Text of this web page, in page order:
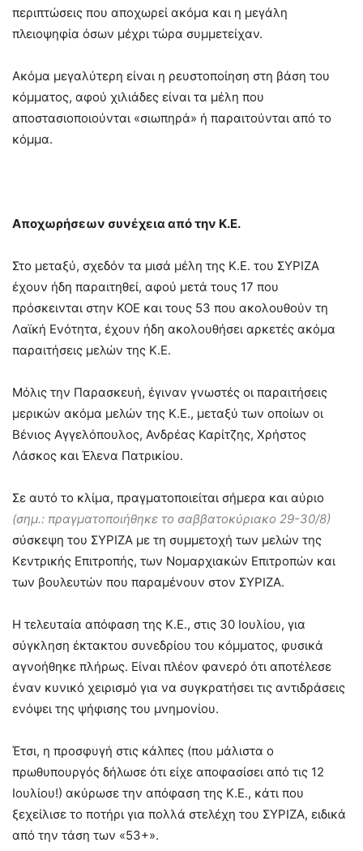
περιπτώσεις που αποχωρεί ακόμα και η μεγάλη
πλειοψηφία όσων μέχρι τώρα συμμετείχαν.
Ακόμα μεγαλύτερη είναι η ρευστοποίηση στη βάση του
κόμματος, αφού χιλιάδες είναι τα μέλη που
αποστασιοποιούνται «σιωπηρά» ή παραιτούνται από το
κόμμα.
Αποχωρήσεων συνέχεια από την Κ.Ε.
Στο μεταξύ, σχεδόν τα μισά μέλη της Κ.Ε. του ΣΥΡΙΖΑ
έχουν ήδη παραιτηθεί, αφού μετά τους 17 που
πρόσκεινται στην ΚΟΕ και τους 53 που ακολουθούν τη
Λαϊκή Ενότητα, έχουν ήδη ακολουθήσει αρκετές ακόμα
παραιτήσεις μελών της Κ.Ε.
Μόλις την Παρασκευή, έγιναν γνωστές οι παραιτήσεις
μερικών ακόμα μελών της Κ.Ε., μεταξύ των οποίων οι
Βένιος Αγγελόπουλος, Ανδρέας Καρίτζης, Χρήστος
Λάσκος και Έλενα Πατρικίου.
Σε αυτό το κλίμα, πραγματοποιείται σήμερα και αύριο
(σημ.: πραγματοποιήθηκε το σαββατοκύριακο 29-30/8)
σύσκεψη του ΣΥΡΙΖΑ με τη συμμετοχή των μελών της
Κεντρικής Επιτροπής, των Νομαρχιακών Επιτροπών και
των βουλευτών που παραμένουν στον ΣΥΡΙΖΑ.
Η τελευταία απόφαση της Κ.Ε., στις 30 Ιουλίου, για
σύγκληση έκτακτου συνεδρίου του κόμματος, φυσικά
αγνοήθηκε πλήρως. Είναι πλέον φανερό ότι αποτέλεσε
έναν κυνικό χειρισμό για να συγκρατήσει τις αντιδράσεις
ενόψει της ψήφισης του μνημονίου.
Έτσι, η προσφυγή στις κάλπες (που μάλιστα ο
πρωθυπουργός δήλωσε ότι είχε αποφασίσει από τις 12
Ιουλίου!) ακύρωσε την απόφαση της Κ.Ε., κάτι που
ξεχείλισε το ποτήρι για πολλά στελέχη του ΣΥΡΙΖΑ, ειδικά
από την τάση των «53+».